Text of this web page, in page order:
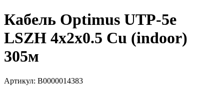
Кабель Optimus UTP-5e
LSZH 4x2x0.5 Cu (indoor)
305м
Артикул: В0000014383